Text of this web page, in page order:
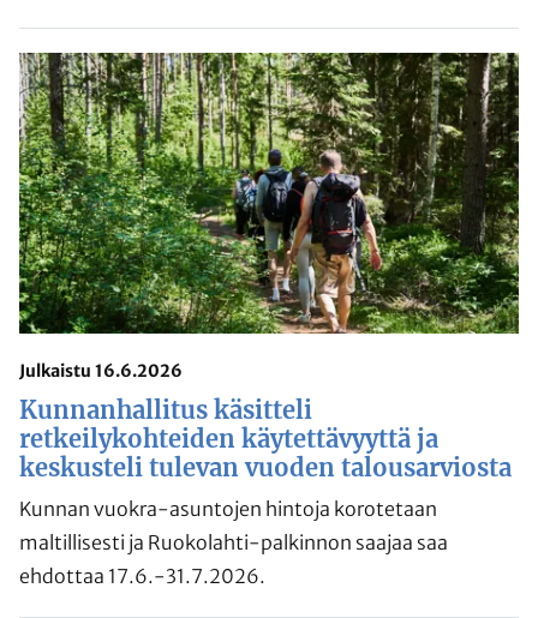
Julkaistu 16.6.2026
Kunnanhallitus käsitteli
retkeilykohteiden käytettävyyttä ja
keskusteli tulevan vuoden talousarviosta
Kunnan vuokra-asuntojen hintoja korotetaan
maltillisesti ja Ruokolahti-palkinnon saajaa saa
ehdottaa 17.6.-31.7.2026.